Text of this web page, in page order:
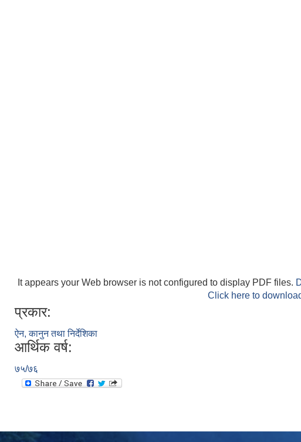
It appears your Web browser is not configured to display PDF files.
Click here to
प्रकार:
ऐन, कानुन तथा निर्देशिका
आर्थिक वर्ष:
७५/७६